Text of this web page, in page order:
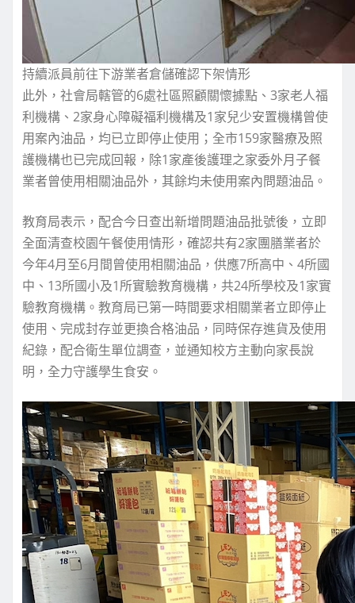
持續派員前往下游業者倉儲確認下架情形
此外，社會局轄管的6處社區照顧關懷據點、3家老人福
利機構、2家身心障礙福利機構及1家兒少安置機構曾使
用案內油品，均已立即停止使用；全市159家醫療及照
護機構也已完成回報，除1家產後護理之家委外月子餐
業者曾使用相關油品外，其餘均未使用案內問題油品。
教育局表示，配合今日查出新增問題油品批號後，立即
全面清查校園午餐使用情形，確認共有2家團膳業者於
今年4月至6月間曾使用相關油品，供應7所高中、4所國
中、13所國小及1所實驗教育機構，共24所學校及1家實
驗教育機構。教育局已第一時間要求相關業者立即停止
使用、完成封存並更換合格油品，同時保存進貨及使用
紀錄，配合衛生單位調查，並通知校方主動向家長說
明，全力守護學生食安。